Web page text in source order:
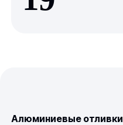
Алюминиевые отливки